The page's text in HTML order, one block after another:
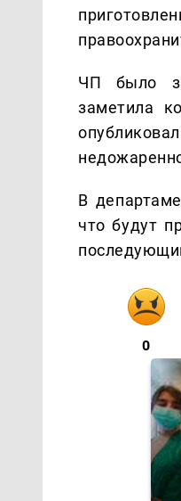
ЧП было
заметила
В
что будут
0